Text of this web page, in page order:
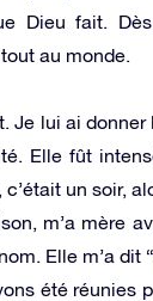
Dieu fait.
au monde.
Je lui ai
Elle fût
un soir,
m’a mère
Elle m’a dit
été réunies